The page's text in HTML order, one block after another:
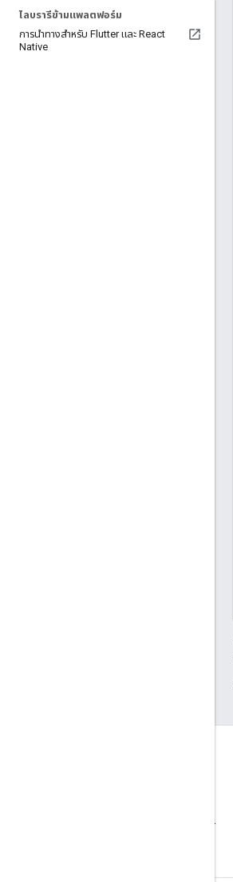
ไลบรารีข้ามแพลตฟอร์ม
การนำทางสำหรับ Flutter และ React
Native
ถามคําถามภายใต้แท็ก google-